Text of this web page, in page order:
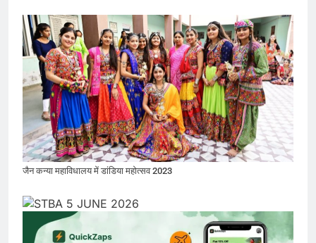
जैन कन्या महाविधालय में डांडिया महोत्सव 2023